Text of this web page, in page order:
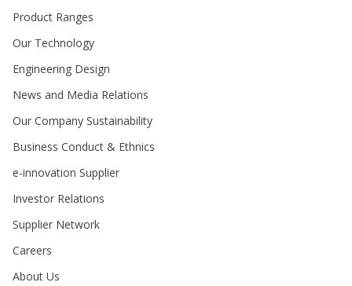
Product Ranges
Our Technology
Engineering Design
News and Media Relations
Our Company Sustainability
Business Conduct & Ethnics
e-innovation Supplier
Investor Relations
Supplier Network
Careers
About Us